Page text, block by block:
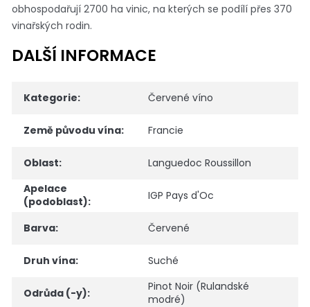
obhospodařují 2700 ha vinic, na kterých se podílí přes 370
vinařských rodin.
DALŠÍ INFORMACE
Kategorie: Červené víno
Země původu vína: Francie
Oblast:
Languedoc Roussillon
Apelace
(podoblast): IGP Pays d'Oc
Barva: Červené
Druh vína: Suché
Odrůda (-y):
Pinot Noir (Rulandské
modré)